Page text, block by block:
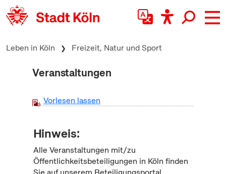
zum Inhalt springen
Leben in Köln Freizeit, Natur und Sport
Veranstaltungen
Vorlesen lassen
Hinweis:
Alle Veranstaltungen mit/zu
Öffentlichkeitsbeteiligungen in Köln finden